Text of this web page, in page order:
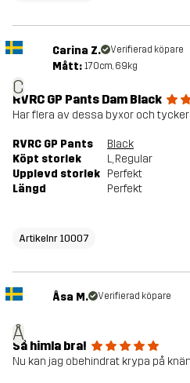
C
Carina Z. Verifierad köpare
Mått: 170cm, 69kg
RVRC GP Pants Dam Black
Har flera av dessa byxor och
RVRC GP Pants
Black
Köpt storlek
L, Regular
Upplevd storlek Perfekt
Längd
Perfekt
Artikelnr 10007
Å
Åsa M. Verifierad köpare
Så himla bra!
Nu kan jag obehindrat krypa på